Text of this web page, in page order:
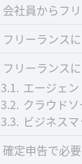
会社員からフ
フリーランス
フリーランス
3.1
エージェン
3.2 クラウド
3.3 ビジネス
確定申告で必